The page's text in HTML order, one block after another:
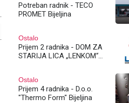
Potreban radnik - TECO
PROMET Bijeljina
Ostalo
Prijem 2 radnika - DOM ZA
STARIJA LICA „LENKOM“
Ostalo
Prijem 4 radnika - D.o.o.
"Thermo Form" Bijeljina